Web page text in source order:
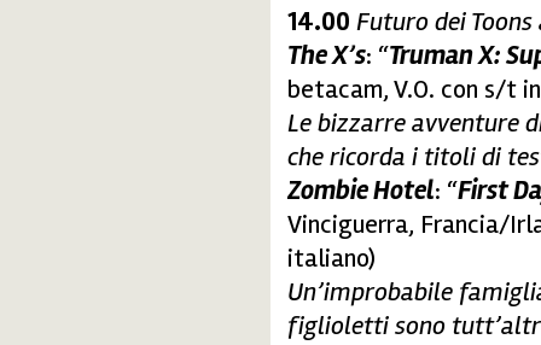
14.00 Futuro dei Toons
The X’s: “Truman X:
betacam, V.O. con s/t
Le bizzarre avventure
che ricorda i titoli di
Zombie Hotel: “First
Vinciguerra, Francia/
italiano)
Un’improbabile
figlioletti sono